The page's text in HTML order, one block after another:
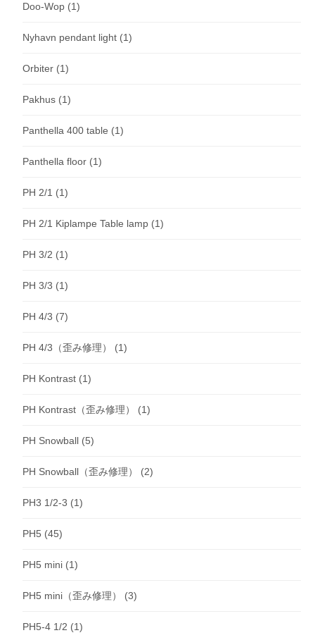
Doo-Wop (1)
Nyhavn pendant light (1)
Orbiter (1)
Pakhus (1)
Panthella 400 table (1)
Panthella floor (1)
PH 2/1 (1)
PH 2/1 Kiplampe Table lamp (1)
PH 3/2 (1)
PH 3/3 (1)
PH 4/3 (7)
PH 4/3（歪み修理） (1)
PH Kontrast (1)
PH Kontrast（歪み修理） (1)
PH Snowball (5)
PH Snowball（歪み修理） (2)
PH3 1/2-3 (1)
PH5 (45)
PH5 mini (1)
PH5 mini（歪み修理） (3)
PH5-4 1/2 (1)